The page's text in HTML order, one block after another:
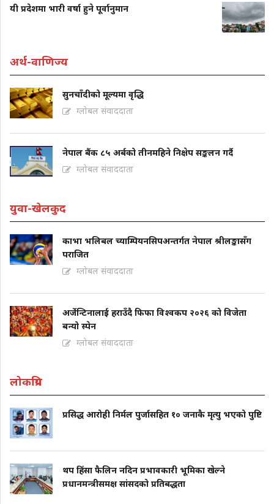
यी प्रदेशमा भारी वर्षा हुने पूर्वानुमान
अर्थ-वाणिज्य
सुनचाँदीको मूल्यमा वृद्धि
ग्लोबल संवाददाता
नेपाल बैंक ८५ अर्बको तीनमहिने निक्षेप सङ्कलन गर्दै
ग्लोबल संवाददाता
युवा-खेलकुद
काभा भलिबल च्याम्पियनसिपअन्तर्गत नेपाल श्रीलङ्कासँग
पराजित
ग्लोबल संवाददाता
अर्जेन्टिनालाई हराउँदै फिफा विश्वकप २०२६ को विजेता
बन्यो स्पेन
ग्लोबल संवाददाता
लोकप्रिय
प्रसिद्ध आरोही निर्मल पुर्जासहित १० जनाकै मृत्यु भएको पुष्टि
थप हिंसा फैलिन नदिन प्रभावकारी भूमिका खेल्ने
प्रधानमन्त्रीसमक्ष सांसदको प्रतिबद्धता